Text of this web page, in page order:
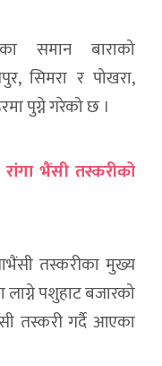
समान बाराको
सिमरा र पोखरा,
पुग्ने गरेको छ ।
भैंसी तस्करीको
तस्करीका मुख्य
लाग्ने पशुहाट बजारको
तस्करी गर्दै आएका